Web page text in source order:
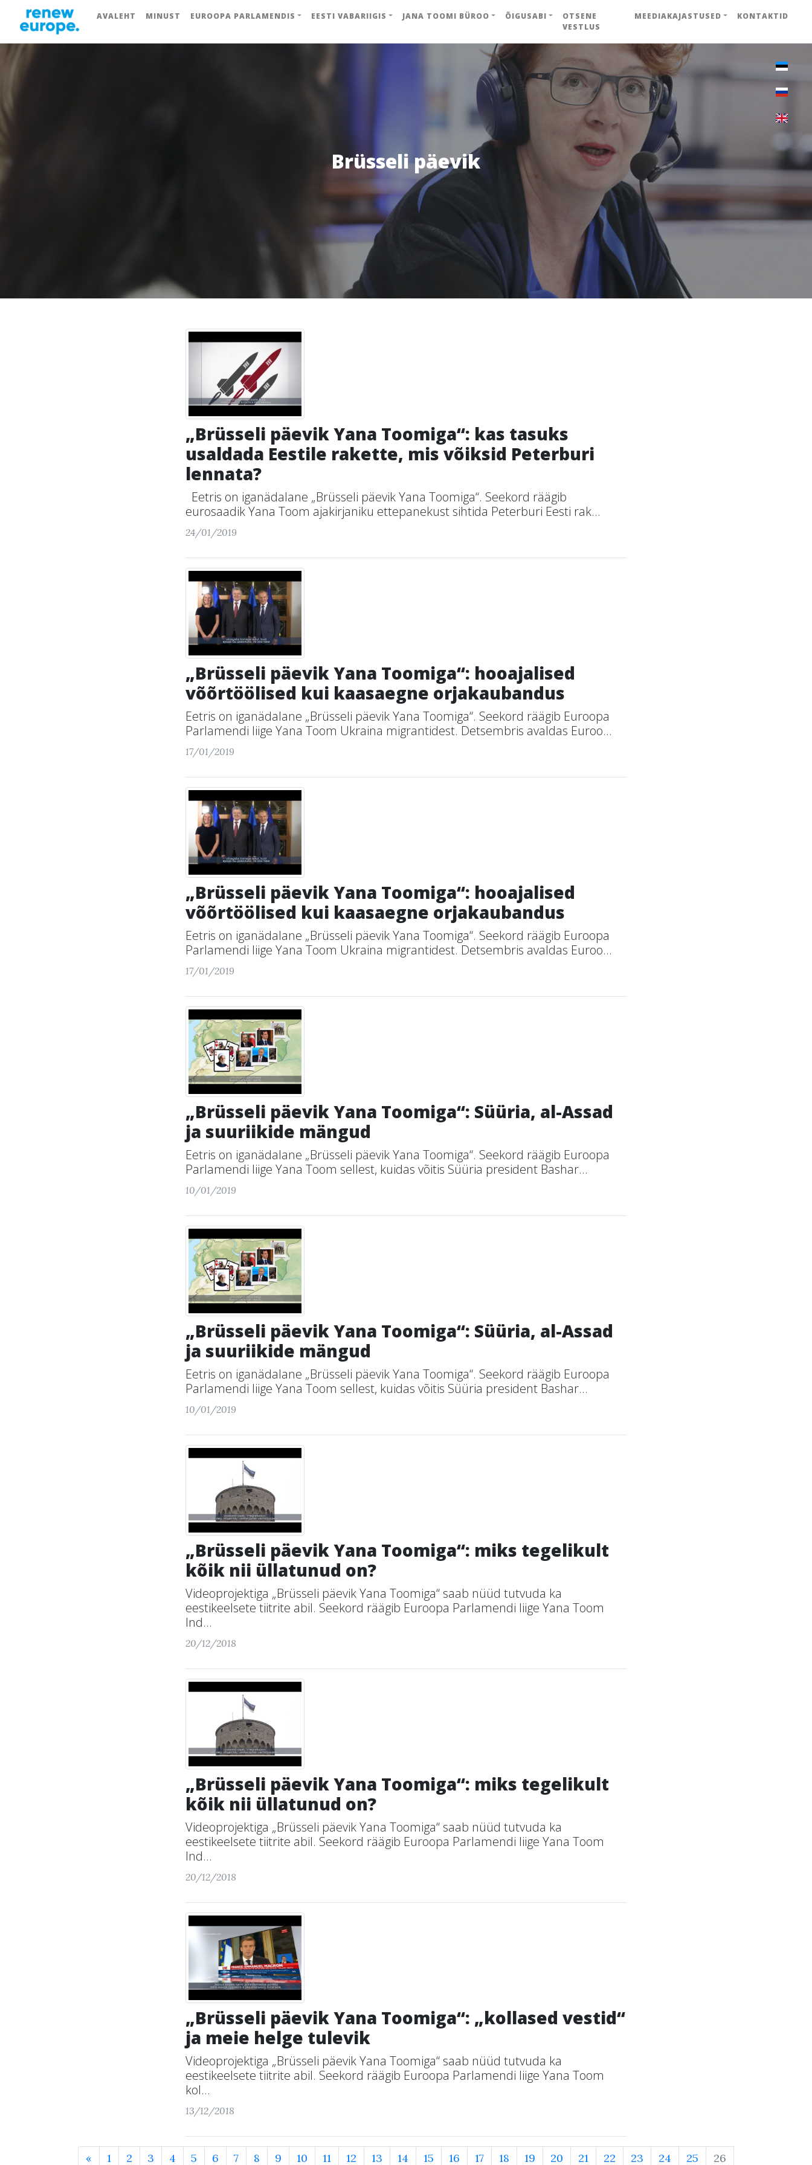
AVALEHT MINUST EUROOPA PARLAMENDIS EESTI VABARIIGIS JANA TOOMI BÜROO ÕIGUSABI
OTSENE
VESTLUS
MEEDIAKAJASTUSED KONTAKTID
Brüsseli päevik
„Brüsseli päevik Yana Toomiga“: kas tasuks
usaldada Eestile rakette, mis võiksid Peterburi
lennata?
Eetris on iganädalane „Brüsseli päevik Yana Toomiga“. Seekord räägib
eurosaadik Yana Toom ajakirjaniku ettepanekust sihtida Peterburi Eesti rak...
24/01/2019
„Brüsseli päevik Yana Toomiga“: hooajalised
võõrtöölised kui kaasaegne orjakaubandus
Eetris on iganädalane „Brüsseli päevik Yana Toomiga“. Seekord räägib Euroopa
Parlamendi liige Yana Toom Ukraina migrantidest. Detsembris avaldas Euroo...
17/01/2019
„Brüsseli päevik Yana Toomiga“: hooajalised
võõrtöölised kui kaasaegne orjakaubandus
Eetris on iganädalane „Brüsseli päevik Yana Toomiga“. Seekord räägib Euroopa
Parlamendi liige Yana Toom Ukraina migrantidest. Detsembris avaldas Euroo...
17/01/2019
„Brüsseli päevik Yana Toomiga“: Süüria, al-Assad
ja suuriikide mängud
Eetris on iganädalane „Brüsseli päevik Yana Toomiga“. Seekord räägib Euroopa
Parlamendi liige Yana Toom sellest, kuidas võitis Süüria president Bashar...
10/01/2019
„Brüsseli päevik Yana Toomiga“: Süüria, al-Assad
ja suuriikide mängud
Eetris on iganädalane „Brüsseli päevik Yana Toomiga“. Seekord räägib Euroopa
Parlamendi liige Yana Toom sellest, kuidas võitis Süüria president Bashar...
10/01/2019
„Brüsseli päevik Yana Toomiga“: miks tegelikult
kõik nii üllatunud on?
Videoprojektiga „Brüsseli päevik Yana Toomiga“ saab nüüd tutvuda ka
eestikeelsete tiitrite abil. Seekord räägib Euroopa Parlamendi liige Yana Toom
Ind...
20/12/2018
„Brüsseli päevik Yana Toomiga“: miks tegelikult
kõik nii üllatunud on?
Videoprojektiga „Brüsseli päevik Yana Toomiga“ saab nüüd tutvuda ka
eestikeelsete tiitrite abil. Seekord räägib Euroopa Parlamendi liige Yana Toom
Ind...
20/12/2018
„Brüsseli päevik Yana Toomiga“: „kollased vestid“
ja meie helge tulevik
Videoprojektiga „Brüsseli päevik Yana Toomiga“ saab nüüd tutvuda ka
eestikeelsete tiitrite abil. Seekord räägib Euroopa Parlamendi liige Yana Toom
kol...
13/12/2018
« 1 2 3 4 5 6 7 8 9 10 11 12 13 14 15 16 17 18 19 20 21 22 23 24 25 26